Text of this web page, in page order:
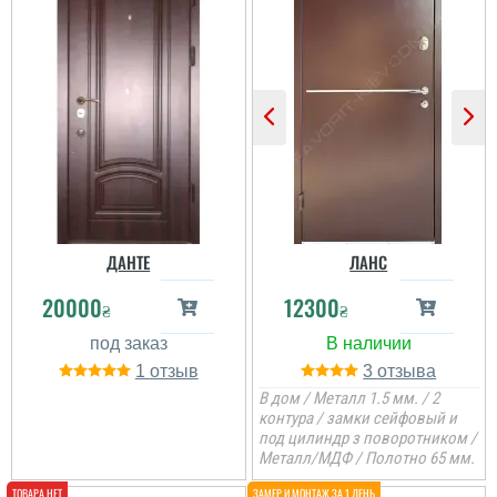
Шукали двері для дачі,
не дорогі і з більш менш
надійним покриттям,
зупинились на цих
дверях, легкі правда,
але повинні сказали
витримувати погодні
умови...
ДАНТЕ
20000₴
1
ЛАНС
12300₴
3
В дом / Металл 1.5 мм. / 2
контура / замки сейфовый и
под цилиндр з поворотником /
Металл/МДФ / Полотно 65 мм.